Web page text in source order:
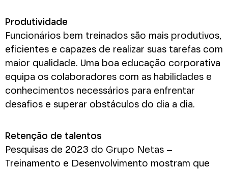
Produtividade
Funcionários bem treinados são mais produtivos,
eficientes e capazes de realizar suas tarefas com
maior qualidade. Uma boa educação corporativa
equipa os colaboradores com as habilidades e
conhecimentos necessários para enfrentar
desafios e superar obstáculos do dia a dia.
Retenção de talentos
Pesquisas de 2023 do Grupo Netas –
Treinamento e Desenvolvimento mostram que